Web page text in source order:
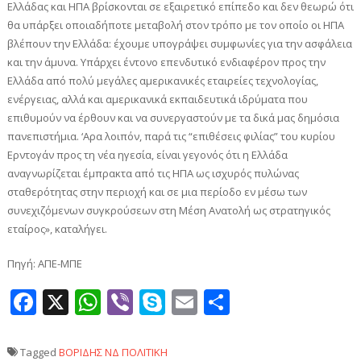
Ελλάδας και ΗΠΑ βρίσκονται σε εξαιρετικό επίπεδο και δεν θεωρώ ότι
θα υπάρξει οποιαδήποτε μεταβολή στον τρόπο με τον οποίο οι ΗΠΑ
βλέπουν την Ελλάδα: έχουμε υπογράψει συμφωνίες για την ασφάλεια
και την άμυνα. Υπάρχει έντονο επενδυτικό ενδιαφέρον προς την
Ελλάδα από πολύ μεγάλες αμερικανικές εταιρείες τεχνολογίας,
ενέργειας, αλλά και αμερικανικά εκπαιδευτικά ιδρύματα που
επιθυμούν να έρθουν και να συνεργαστούν με τα δικά μας δημόσια
πανεπιστήμια. ‘Αρα λοιπόν, παρά τις “επιθέσεις φιλίας” του κυρίου
Ερντογάν προς τη νέα ηγεσία, είναι γεγονός ότι η Ελλάδα
αναγνωρίζεται έμπρακτα από τις ΗΠΑ ως ισχυρός πυλώνας
σταθερότητας στην περιοχή και σε μια περίοδο εν μέσω των
συνεχιζόμενων συγκρούσεων στη Μέση Ανατολή ως στρατηγικός
εταίρος», καταλήγει.
Πηγή: ΑΠΕ-ΜΠΕ
Facebook
X WhatsApp
ViberSkype
Email
Tagged ΒΟΡΙΔΗΣΝΔ ΠΟΛΙΤΙΚΗ